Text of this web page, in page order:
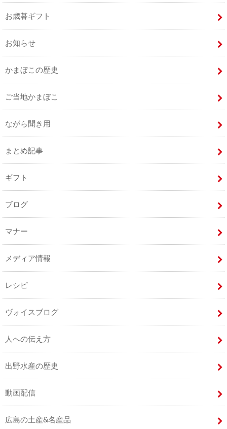
お歳暮ギフト
お知らせ
かまぼこの歴史
ご当地かまぼこ
ながら聞き用
まとめ記事
ギフト
ブログ
マナー
メディア情報
レシピ
ヴォイスブログ
人への伝え方
出野水産の歴史
動画配信
広島の土産&名産品